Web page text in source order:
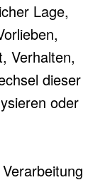
Lage,
Verhalten,
dieser
oder